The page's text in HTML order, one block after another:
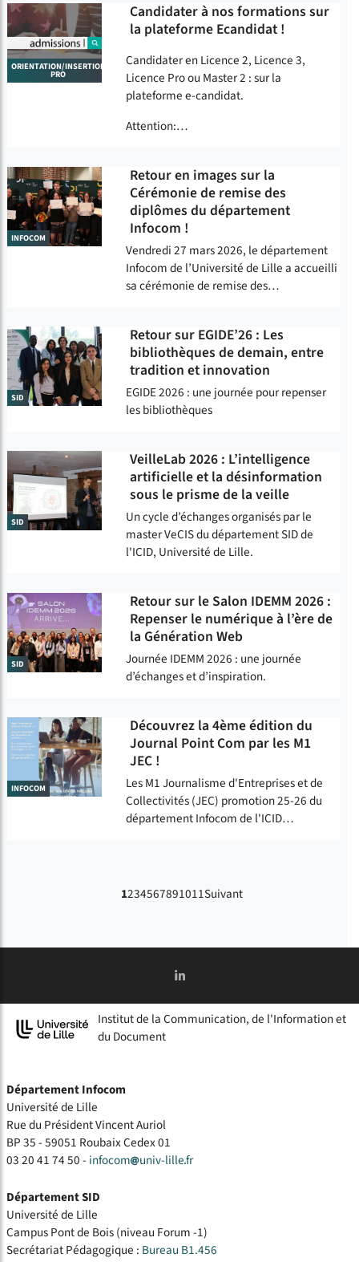
ORIENTATION/INSERTION
PRO
Candidater à nos formations sur
la plateforme Ecandidat !
Candidater en Licence 2, Licence 3,
Licence Pro ou Master 2 : sur la
plateforme e-candidat.
Attention:…
INFOCOM
Retour en images sur la
Cérémonie de remise des
diplômes du département
Infocom !
Vendredi 27 mars 2026, le département
Infocom de l’Université de Lille a accueilli
sa cérémonie de remise des…
SID
Retour sur EGIDE’26 : Les
bibliothèques de demain, entre
tradition et innovation
EGIDE 2026 : une journée pour repenser
les bibliothèques
SID
VeilleLab 2026 : L’intelligence
artificielle et la désinformation
sous le prisme de la veille
Un cycle d’échanges organisés par le
master VeCIS du département SID de
l'ICID, Université de Lille.
SID
Retour sur le Salon IDEMM 2026 :
Repenser le numérique à l’ère de
la Génération Web
Journée IDEMM 2026 : une journée
d’échanges et d’inspiration.
INFOCOM
Découvrez la 4ème édition du
Journal Point Com par les M1
JEC !
Les M1 Journalisme d'Entreprises et de
Collectivités (JEC) promotion 25-26 du
département Infocom de l'ICID…
1234567891011Suivant
Institut de la Communication, de l'Information et
du Document
Département Infocom
Université de Lille
Rue du Président Vincent Auriol
BP 35 - 59051 Roubaix Cedex 01
03 20 41 74 50 - infocom univ-lillefr
Département SID
Université de Lille
Campus Pont de Bois (niveau Forum -1)
Secrétariat Pédagogique : Bureau B1.456